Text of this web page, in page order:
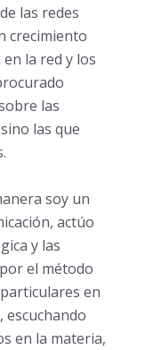
las redes
crecimiento
la red y los
las
las que
soy un
actúo
y las
el método
en
escuchando
en la materia,